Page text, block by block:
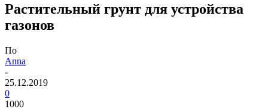
Растительный грунт для устройства
газонов
По
Anna
-
25.12.2019
0
1000